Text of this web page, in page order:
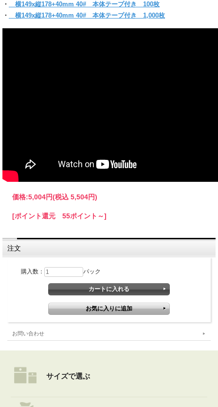
・
横149x縦178+40mm 40# 本体テープ付き 100枚
・
横149x縦178+40mm 40# 本体テープ付き 1,000枚
価格:5,004円(税込 5,504円)
[ポイント還元 55ポイント～]
注文
購入数： パック
お問い合わせ
サイズで選ぶ